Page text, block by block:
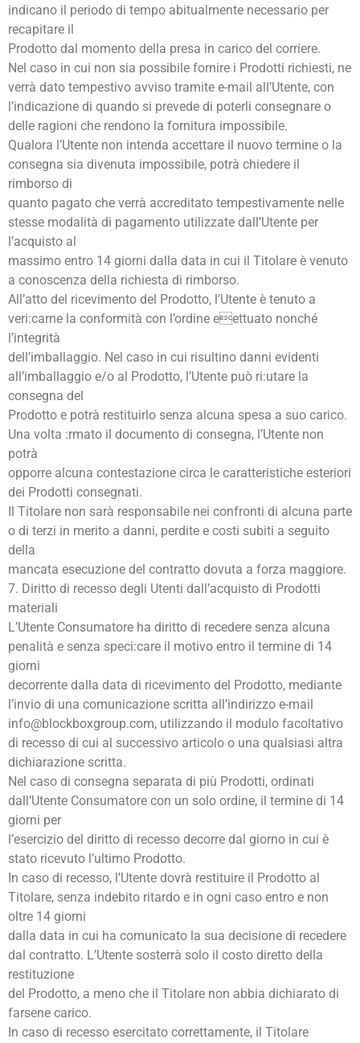
indicano il periodo di tempo abitualmente necessario per
recapitare il
Prodotto dal momento della presa in carico del corriere.
Nel caso in cui non sia possibile fornire i Prodotti richiesti, ne
verrà dato tempestivo avviso tramite e-mail all’Utente, con
l’indicazione di quando si prevede di poterli consegnare o
delle ragioni che rendono la fornitura impossibile.
Qualora l’Utente non intenda accettare il nuovo termine o la
consegna sia divenuta impossibile, potrà chiedere il
rimborso di
quanto pagato che verrà accreditato tempestivamente nelle
stesse modalità di pagamento utilizzate dall’Utente per
l’acquisto al
massimo entro 14 giorni dalla data in cui il Titolare è venuto
a conoscenza della richiesta di rimborso.
All’atto del ricevimento del Prodotto, l’Utente è tenuto a
veri:carne la conformità con l’ordine eettuato nonché
l’integrità
dell’imballaggio. Nel caso in cui risultino danni evidenti
all’imballaggio e/o al Prodotto, l’Utente può ri:utare la
consegna del
Prodotto e potrà restituirlo senza alcuna spesa a suo carico.
Una volta :rmato il documento di consegna, l’Utente non
potrà
opporre alcuna contestazione circa le caratteristiche esteriori
dei Prodotti consegnati.
Il Titolare non sarà responsabile nei confronti di alcuna parte
o di terzi in merito a danni, perdite e costi subiti a seguito
della
mancata esecuzione del contratto dovuta a forza maggiore.
7. Diritto di recesso degli Utenti dall’acquisto di Prodotti
materiali
L’Utente Consumatore ha diritto di recedere senza alcuna
penalità e senza speci:care il motivo entro il termine di 14
giorni
decorrente dalla data di ricevimento del Prodotto, mediante
l’invio di una comunicazione scritta all’indirizzo e-mail
info@blockboxgroup.com, utilizzando il modulo facoltativo
di recesso di cui al successivo articolo o una qualsiasi altra
dichiarazione scritta.
Nel caso di consegna separata di più Prodotti, ordinati
dall’Utente Consumatore con un solo ordine, il termine di 14
giorni per
l’esercizio del diritto di recesso decorre dal giorno in cui è
stato ricevuto l’ultimo Prodotto.
In caso di recesso, l’Utente dovrà restituire il Prodotto al
Titolare, senza indebito ritardo e in ogni caso entro e non
oltre 14 giorni
dalla data in cui ha comunicato la sua decisione di recedere
dal contratto. L’Utente sosterrà solo il costo diretto della
restituzione
del Prodotto, a meno che il Titolare non abbia dichiarato di
farsene carico.
In caso di recesso esercitato correttamente, il Titolare